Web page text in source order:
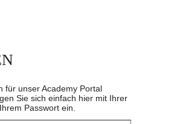
für unser Academy Portal
Sie sich einfach hier mit Ihrer
Passwort ein.